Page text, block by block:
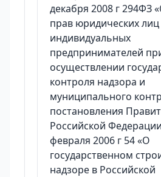
декабря 2008 г 294ФЗ
прав юридических лиц
индивидуальных
предпринимателей
осуществлении
контроля надзора и
муниципального
постановления
Российской
февраля 2006 г 54 «О
государственном
надзоре в Российской